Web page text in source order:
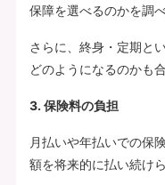
保障を選べるのかを調
さらに、終身・定期と
どのようになるのかも
3. 保険料の負担
月払いや年払いでの保
額を将来的に払い続け